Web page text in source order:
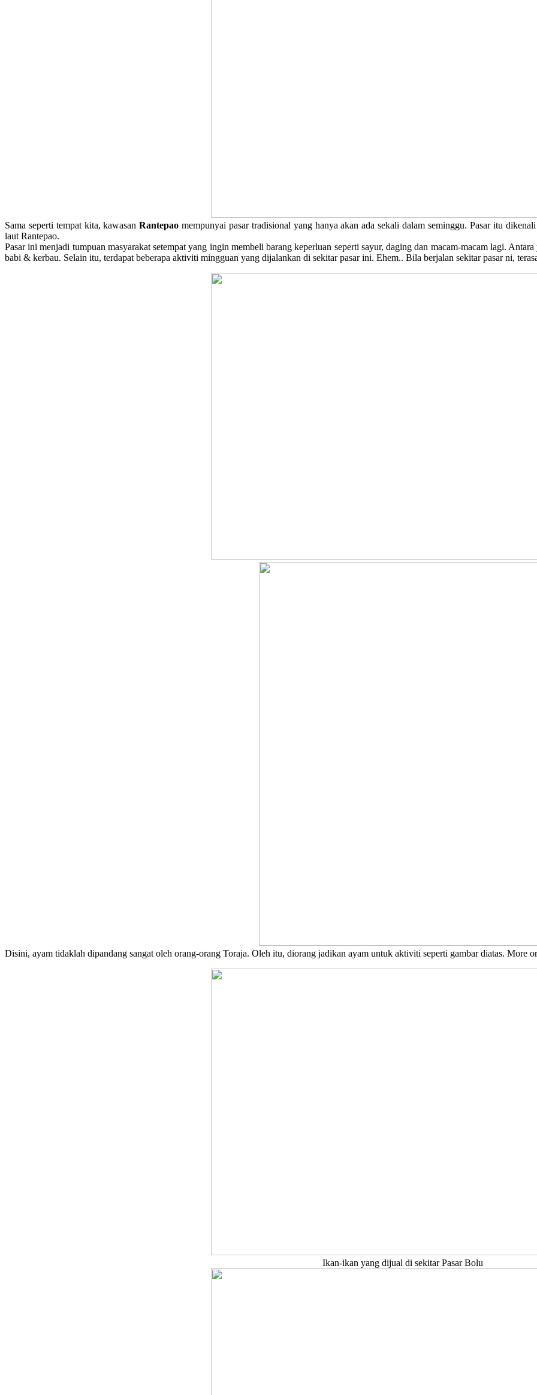
Sama seperti tempat kita, kawasanRantepaomempunyai pasar tradisional yang hanya akan ada sekali dalam seminggu. Pasar itu
laut Rantepao.
Pasar ini menjadi tumpuan masyarakat setempat yang ingin membeli barang keperluan seperti sayur, daging dan macam-macam lagi.
babi & kerbau. Selain itu, terdapat beberapa aktiviti mingguan yang dijalankan di sekitar pasar ini. Ehem.. Bila berjalan sekitar pasar ni,
Disini, ayam tidaklah dipandang sangat oleh orang-orang Toraja. Oleh itu, diorang jadikan ayam untuk aktiviti seperti gambar diatas. More
Ikan-ikan yang dijual di sekitar Pasar Bolu